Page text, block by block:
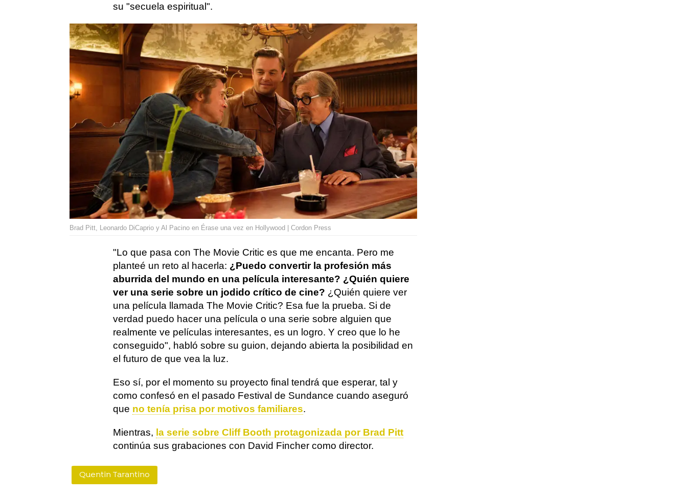
su "secuela espiritual".
Brad Pitt, Leonardo DiCaprio y Al Pacino en Érase una vez en Hollywood | Cordon Press
"Lo que pasa con The Movie Critic es que me encanta. Pero me
planteé un reto al hacerla: ¿Puedo convertir la profesión más
aburrida del mundo en una película interesante? ¿Quién quiere
ver una serie sobre un jodido crítico de cine? ¿Quién quiere ver
una película llamada The Movie Critic? Esa fue la prueba. Si de
verdad puedo hacer una película o una serie sobre alguien que
realmente ve películas interesantes, es un logro. Y creo que lo he
conseguido", habló sobre su guion, dejando abierta la posibilidad en
el futuro de que vea la luz.
Eso sí, por el momento su proyecto final tendrá que esperar, tal y
como confesó en el pasado Festival de Sundance cuando aseguró
que no tenía prisa por motivos familiares.
Mientras, la serie sobre Cliff Booth protagonizada por Brad Pitt
continúa sus grabaciones con David Fincher como director.
Quentin Tarantino